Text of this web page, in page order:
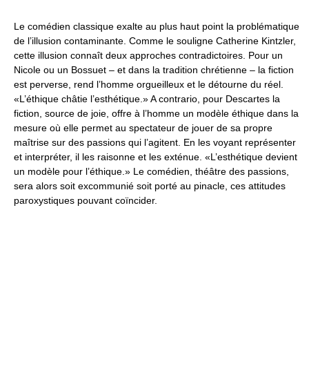
Le comédien classique exalte au plus haut point la problématique
de l’illusion contaminante. Comme le souligne Catherine Kintzler,
cette illusion connaît deux approches contradictoires. Pour un
Nicole ou un Bossuet – et dans la tradition chrétienne – la fiction
est perverse, rend l’homme orgueilleux et le détourne du réel.
«L’éthique châtie l’esthétique.» A contrario, pour Descartes la
fiction, source de joie, offre à l’homme un modèle éthique dans la
mesure où elle permet au spectateur de jouer de sa propre
maîtrise sur des passions qui l’agitent. En les voyant représenter
et interpréter, il les raisonne et les exténue. «L’esthétique devient
un modèle pour l’éthique.» Le comédien, théâtre des passions,
sera alors soit excommunié soit porté au pinacle, ces attitudes
paroxystiques pouvant coïncider.